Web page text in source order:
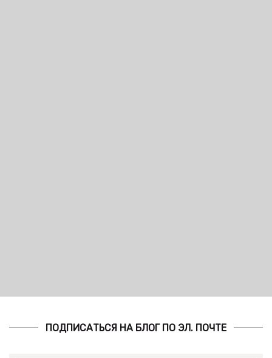
ПОДПИСАТЬСЯ НА БЛОГ ПО ЭЛ. ПОЧТЕ